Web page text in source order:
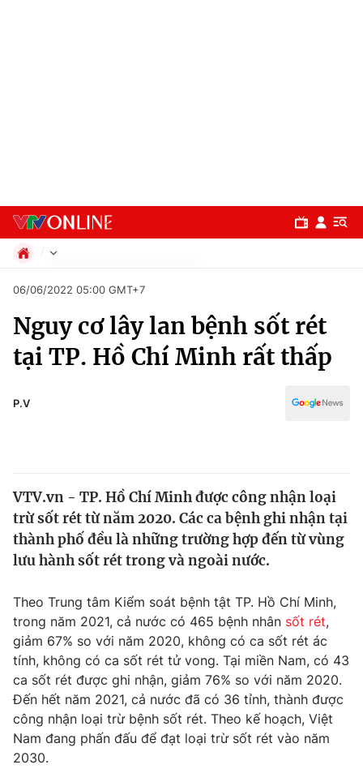
Chuyên mục
Chính trị
Y tế
Thế giới
Thế giới đó đây
Câu chuyện quốc tế
Kinh tế
Tài chính
Thị trường
Góc doanh nghiệp
Dữ liệu và đời sống
Truyền hình
Phim VTV
Hậu trường
Giải trí
Xã hội
Pháp luật
Kinh tế
Thể thao
Giáo dục
06/06/2022 05:00 GMT+7
Nguy cơ lây lan bệnh sốt rét
tại TP. Hồ Chí Minh rất thấp
P.V
VTV.vn - TP. Hồ Chí Minh được công nhận loại
trừ sốt rét từ năm 2020. Các ca bệnh ghi nhận tại
thành phố đều là những trường hợp đến từ vùng
lưu hành sốt rét trong và ngoài nước.
Theo Trung tâm Kiểm soát bệnh tật TP. Hồ Chí Minh,
trong năm 2021, cả nước có 465 bệnh nhân sốt rét,
giảm 67% so với năm 2020, không có ca sốt rét ác
tính, không có ca sốt rét tử vong. Tại miền Nam, có 43
ca sốt rét được ghi nhận, giảm 76% so với năm 2020.
Đến hết năm 2021, cả nước đã có 36 tỉnh, thành được
công nhận loại trừ bệnh sốt rét. Theo kế hoạch, Việt
Nam đang phấn đấu để đạt loại trừ sốt rét vào năm
2030.